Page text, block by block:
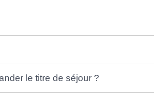
le titre de séjour ?